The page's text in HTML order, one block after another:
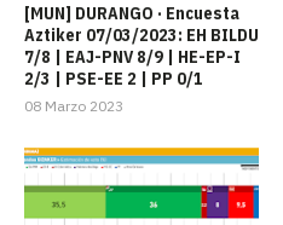
[MUN] DURANGO · Encuesta
Aztiker 07/03/2023: EH BILDU
7/8 | EAJ-PNV 8/9 | HE-EP-I
2/3 | PSE-EE 2 | PP 0/1
08 Marzo 2023